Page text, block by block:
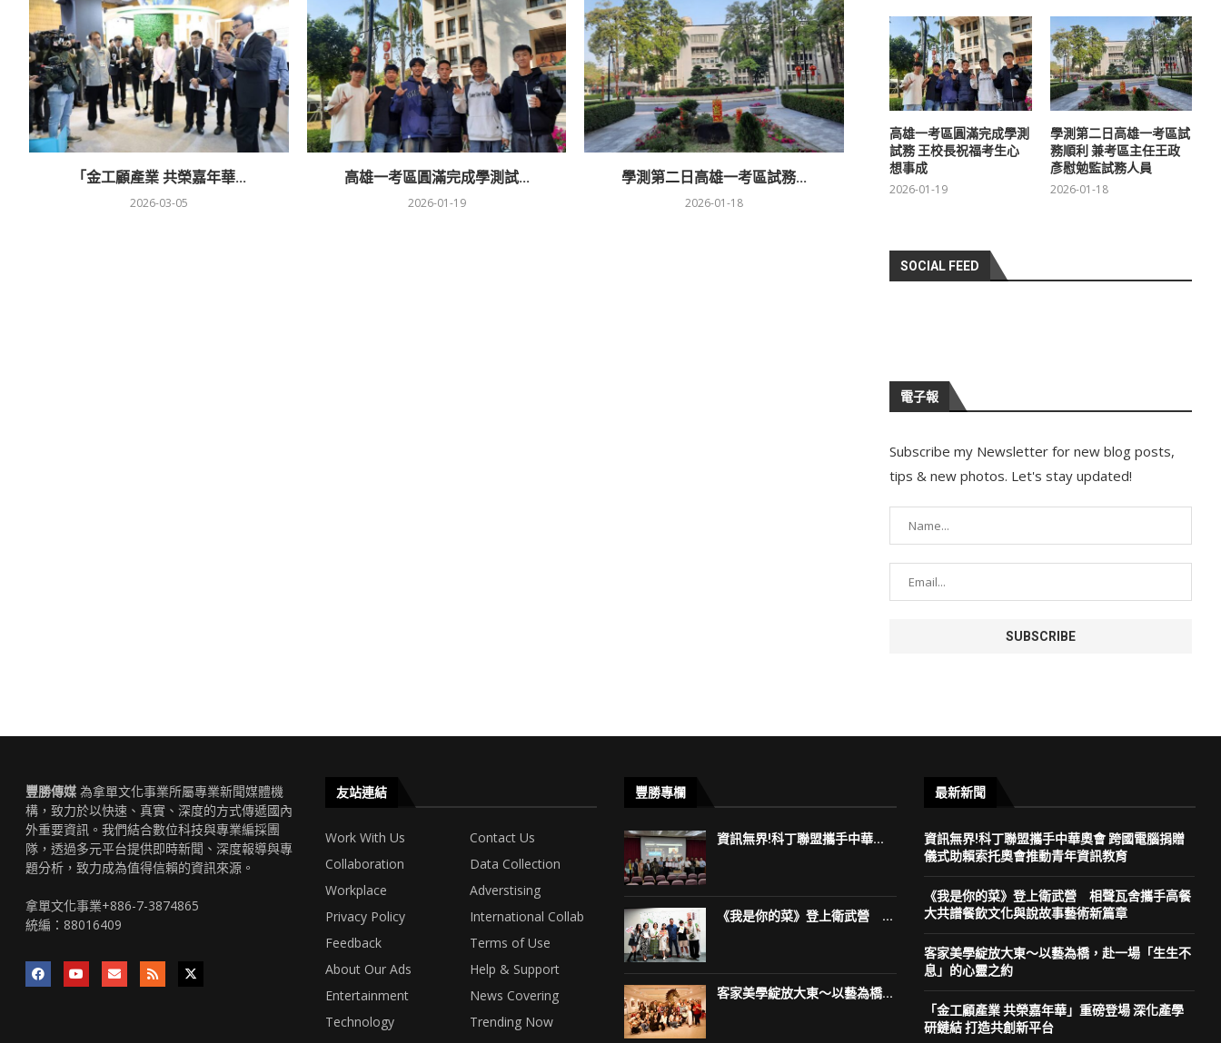
「金工顧產業 共榮嘉年華...
2026-03-05
高雄一考區圓滿完成學測試...
2026-01-19
學測第二日高雄一考區試務...
2026-01-18
高雄一考區圓滿完成學測
試務 王校長祝福考生心
想事成
2026-01-19
學測第二日高雄一考區試
務順利 兼考區主任王政
彥慰勉監試務人員
2026-01-18
SOCIAL FEED
電子報
Subscribe my Newsletter for new blog posts,
tips & new photos. Let's stay updated!
豐勝傳媒 為拿單文化事業所屬專業新聞媒體機
構，致力於以快速、真實、深度的方式傳遞國內
外重要資訊。我們結合數位科技與專業編採團
隊，透過多元平台提供即時新聞、深度報導與專
題分析，致力成為值得信賴的資訊來源。
拿單文化事業+886-7-3874865
統編：88016409
友站連結
Work With Us
Contact Us
Collaboration
Data Collection
Workplace
Adverstising
Privacy Policy
International Collab
Feedback
Terms of Use
About Our Ads
Help & Support
Entertainment
News Covering
Technology
Trending Now
豐勝專欄
資訊無界!科丁聯盟攜手中華...
《我是你的菜》登上衛武營 ...
客家美學綻放大東～以藝為橋...
最新新聞
資訊無界!科丁聯盟攜手中華奧會 跨國電腦捐贈
儀式助賴索托奧會推動青年資訊教育
《我是你的菜》登上衛武營 相聲瓦舍攜手高餐
大共譜餐飲文化與說故事藝術新篇章
客家美學綻放大東～以藝為橋，赴一場「生生不
息」的心靈之約
「金工顧產業 共榮嘉年華」重磅登場 深化產學
研鏈結 打造共創新平台